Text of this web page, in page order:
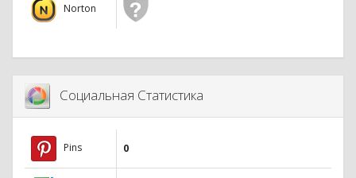
Norton
Социальная Статистика
Pins 0